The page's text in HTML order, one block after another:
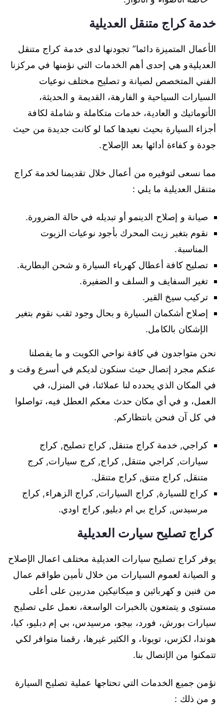
خدمة كراج متنقل العديلية
الأعمال المتميزة دائما” تجودنها لدى خدمة كراج متنقل
العديليةو هي إحدى أهم الخدمات التي نؤمنها في مركزنا
الفني المتخصص لصيانة و تصليح مختلف نوعيات
السيارات السياحية و الفارهة، القديمة و الحديثة،
الأتوماتيك و العادية، خدمات متكاملة و شاملة لكافة
أجزاء السيارة بحيث نعيدها كما لو كانت جديدة من حيث
جودة و كفاءة أدائها بعد الإصلاح.
مما نسعى لتوفيره من أعمال خلال تقديمنا لخدمة كراج
متنقل العديلية ما يلي :
صيانة و إصلاح الدينمو أو تبديله في حالة الضرورة.
نقوم بتغير زيت المحرك بأجود نوعيات الزيوت
المناسبة.
تصليح كافة أعطال كهرباء السيارة و شحن البطارية.
تغير السفايف و السلف و الضفيرة.
تركيب سيخ القير.
إصلاح أشكمان السيارة و بحال وجود ثقب نقوم بتغير
الإشكان بالكامل.
نحن متواجدون في كافة نواحي الكويت و ما يفصلنا
عنكم مجرد إتصال حيث سنكون لديكم في أسرع وقت و
في المكان الذي يحدده لنا عملائنا، في المنزل، في
العمل، و في أي مكان حدث معكم العطل فيه، تواصلوا
في كل آن فنحن بانتظاركم.
كراجي, خدمة كراج متنقل, كراج تصليح, كراج
سيارات, كراجي متنقل, كراج, كرج سيارات, كرج
متنقل, كراج متنق, كراج متنقل.
كراج للسيارة, كراج السيارات, كراج الزهراء, كراج
مرسيدس, كراج بي ام دبليو, كراج اودي.
كراج تصليح سيارت العديلية
يوفر كراج تصليح سيارات العديلية مختلف اعمال الإصلاح
و الصيانة لعموم السيارات من خلال تأمين طواقم عمال
من فنين و كهربائين و ميكانيكين مدربين على أعلى
مستوى و يتمتعون بالخبرات الواسعة، نعمل على تصليح
سيارات بورش، فورد، بيجو، مرسيدس، بي إم دبليو، كيا،
هوندا، لكزس، تويوتا، و الكثير غيرها، رقمنا متوافر لكي
تتمكنوا من الإتصال بنا.
نؤمن جميع الخدمات التي تحتاجها عملية تصليح السيارة
و من ذلك :